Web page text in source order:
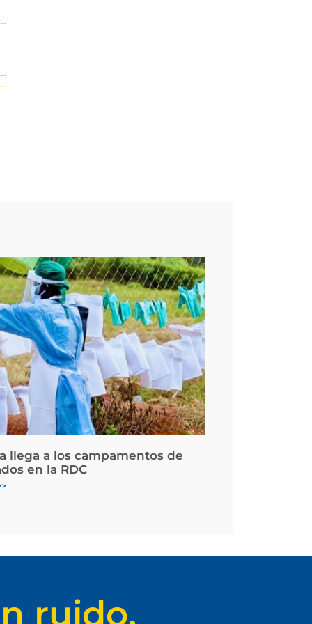
llega a los campamentos de
en la RDC
ruido.